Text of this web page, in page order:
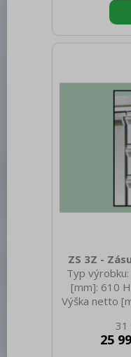
Doplňující
ZS 3Z -
Typ
[mm]: 610
Výška netto
Hloubka
[mm]: 335
31
25